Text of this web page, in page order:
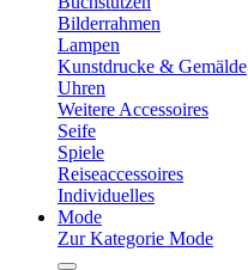
Bilderrahmen
Lampen
Kunstdrucke & Gemälde
Uhren
Weitere Accessoires
Seife
Spiele
Reiseaccessoires
Individuelles
Mode
Zur Kategorie Mode